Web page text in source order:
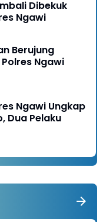
Dibekuk
Ngawi
Berujung
Ngawi
Ngawi Ungkap
Dua Pelaku